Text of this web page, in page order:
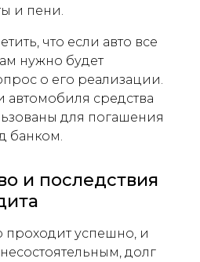
и пени.
что если авто все
нужно будет
о его реализации.
автомобиля средства
для погашения
банком.
и последствия
проходит успешно, и
долг